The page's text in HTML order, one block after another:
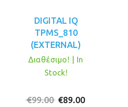
DIGITAL IQ
TPMS_810
(EXTERNAL)
€99.00 Original
€89.00
Διαθέσιμο! | In
Stock!